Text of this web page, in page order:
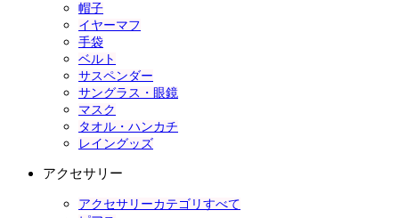
帽子
イヤーマフ
手袋
ベルト
サスペンダー
サングラス・眼鏡
マスク
タオル・ハンカチ
レイングッズ
アクセサリー
アクセサリーカテゴリすべて